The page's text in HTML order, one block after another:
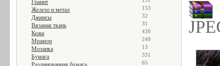
Гранит
Железо и метал 153
Джинсы 32
Вязаная ткань 31
Кожа 430
Мрамор 249
Мозаика 13
Бумага 331
Разлинованная бумага 65